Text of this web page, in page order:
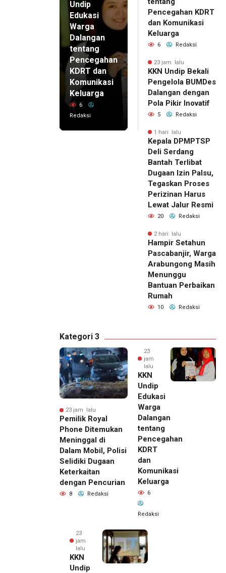
Undip
Edukasi
Warga
Dalangan
tentang
Pencegahan
KDRT dan
Komunikasi
Keluarga
6
Redaksi
Pencegahan KDRT
dan Komunikasi
Keluarga
6 Redaksi
23 jam lalu
KKN Undip Bekali
Pengelola BUMDes
Dalangan dengan
Pola Pikir Inovatif
5 Redaksi
1 hari lalu
Kepala DPMPTSP
Deli Serdang
Bantah Terlibat
Dugaan Izin Palsu,
Tegaskan Proses
Perizinan Harus
Lewat Jalur Resmi
20 Redaksi
2 hari lalu
Hampir Setahun
Pascabanjir, Warga
Arabungong Masih
Menunggu
Bantuan Perbaikan
Rumah
10 Redaksi
Kategori 3
23 jam lalu
Pemilik Royal
Phone Ditemukan
Meninggal di
Dalam Mobil, Polisi
Selidiki Dugaan
Keterkaitan
dengan Pencurian
8 Redaksi
23
jam
lalu
KKN
Undip
Edukasi
Warga
Dalangan
tentang
Pencegahan
KDRT
dan
Komunikasi
Keluarga
6
Redaksi
23
jam
lalu
KKN
Undip